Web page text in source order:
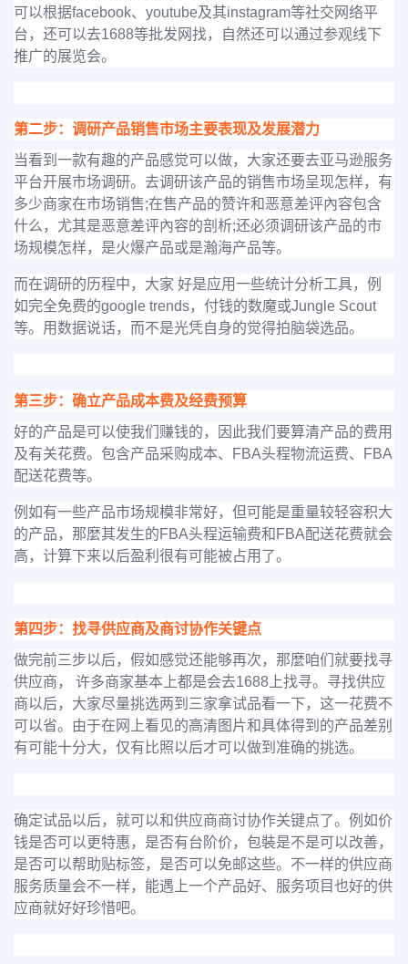
可以根据facebook、youtube及其instagram等社交网络平
台，还可以去1688等批发网找，自然还可以通过参观线下
推广的展览会。
第二步：调研产品销售市场主要表现及发展潜力
当看到一款有趣的产品感觉可以做，大家还要去亚马逊服务
平台开展市场调研。去调研该产品的销售市场呈现怎样，有
多少商家在市场销售;在售产品的赞许和恶意差评內容包含
什么，尤其是恶意差评內容的剖析;还必须调研该产品的市
场规模怎样，是火爆产品或是瀚海产品等。
而在调研的历程中，大家 好是应用一些统计分析工具，例
如完全免费的google trends，付钱的数魔或Jungle Scout
等。用数据说话，而不是光凭自身的觉得拍脑袋选品。
第三步：确立产品成本费及经费预算
好的产品是可以使我们赚钱的，因此我们要算清产品的费用
及有关花费。包含产品采购成本、FBA头程物流运费、FBA
配送花费等。
例如有一些产品市场规模非常好，但可能是重量较轻容积大
的产品，那麼其发生的FBA头程运输费和FBA配送花费就会
高，计算下来以后盈利很有可能被占用了。
第四步：找寻供应商及商讨协作关键点
做完前三步以后，假如感觉还能够再次，那麼咱们就要找寻
供应商， 许多商家基本上都是会去1688上找寻。寻找供应
商以后，大家尽量挑选两到三家拿试品看一下，这一花费不
可以省。由于在网上看见的高清图片和具体得到的产品差别
有可能十分大，仅有比照以后才可以做到准确的挑选。
确定试品以后，就可以和供应商商讨协作关键点了。例如价
钱是否可以更特惠，是否有台阶价，包裝是不是可以改善，
是否可以帮助贴标签，是否可以免邮这些。不一样的供应商
服务质量会不一样，能遇上一个产品好、服务项目也好的供
应商就好好珍惜吧。